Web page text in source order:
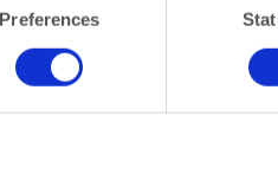
Preferences
x Elisa